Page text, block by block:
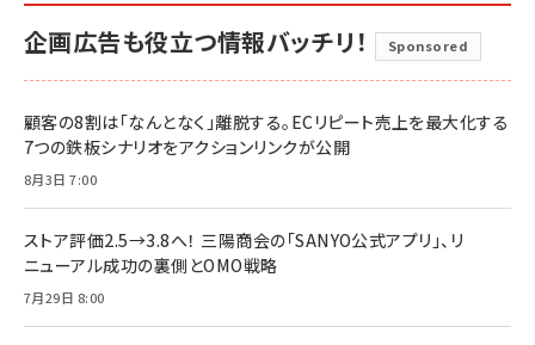
企画広告も役立つ情報バッチリ！ Sponsored
顧客の8割は「なんとなく」離脱する。ECリピート売上を最大化する
7つの鉄板シナリオをアクションリンクが公開
8月3日 7:00
ストア評価2.5→3.8へ！ 三陽商会の「SANYO公式アプリ」、リ
ニューアル成功の裏側とOMO戦略
7月29日 8:00